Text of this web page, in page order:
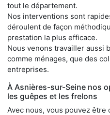
tout le département.
Nos interventions sont
déroulent de façon
prestation la plus efficace.
Nous venons travailler aussi
comme ménages, que des
entreprises.
À Asnières-sur-Seine nos
les guêpes et les frelons
Avec nous, vous pouvez être